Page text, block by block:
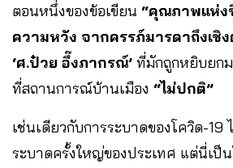
ตอนหนึ่งของข้อเขียน “คุณภาพแห่ง
ความหวัง จากครรภ์มารดาถึงเชิ
‘ศ.ป๋วย อึ๊งภากรณ์’ ที่มักถูกหยิบยกม
ที่สถานการณ์บ้านเมือง “ไม่ปกติ”
เช่นเดียวกับการระบาดของโควิด-19
ระบาดครั้งใหญ่ของประเทศ แต่นี่เป็